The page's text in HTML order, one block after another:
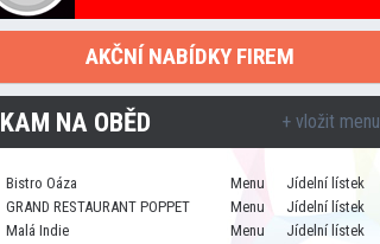
AKČNÍ NABÍDKY FIREM
KAM NA OBĚD + vložit menu
Bistro Oáza Menu
Jídelní lístek
GRAND RESTAURANT POPPET
Menu
Jídelní lístek
Malá Indie
Menu
Jídelní lístek